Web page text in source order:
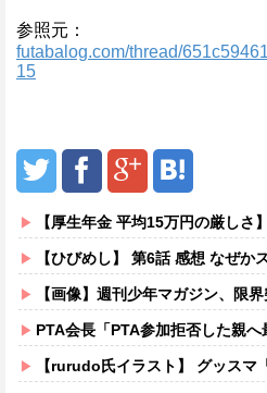
参照元：
futabalog.com/thread/
15
【厚生年金 平均15万円の厳しさ
【ひびめし】 第6話 感想 なぜ
【画像】週刊少年マガジン、限
PTA会長「PTA参加拒否した親
【rurudo氏イラスト】 グッスマ「